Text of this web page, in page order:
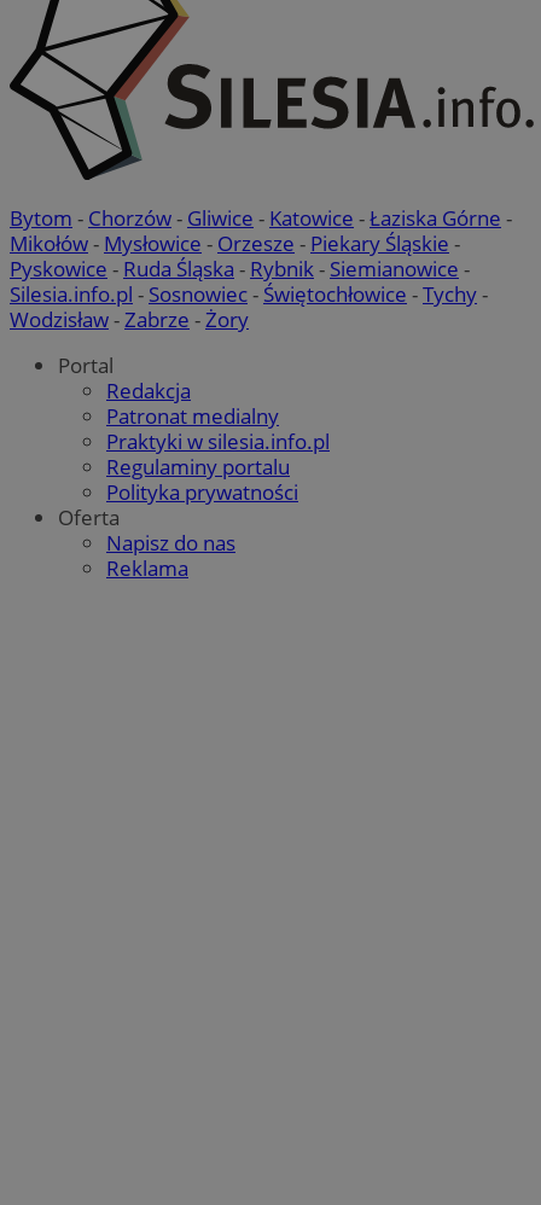
Bytom - Chorzów- Gliwice - Katowice -Łaziska Górne -
Mikołów- Mysłowice - Orzesze - Piekary Śląskie -
Pyskowice - Ruda Śląska - Rybnik- Siemianowice -
Silesia.info.pl - Sosnowiec- Świętochłowice -Tychy-
Wodzisław-Zabrze -Żory
Portal
Redakcja
Patronat medialny
Praktyki w silesia.info.pl
Regulaminy portalu
Polityka prywatności
Oferta
Napisz do nas
Reklama